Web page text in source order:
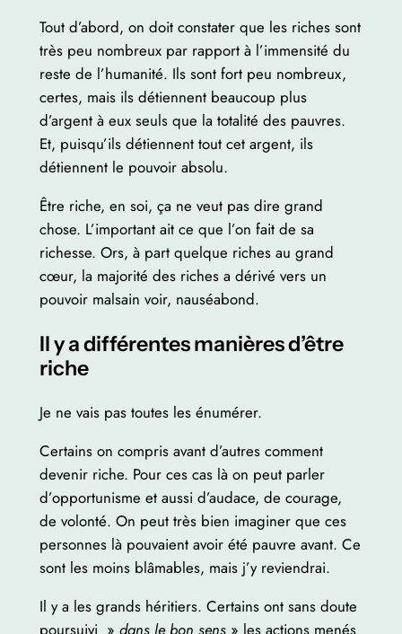
Tout d’abord, on doit constater que les riches sont
très peu nombreux par rapport à l’immensité du
reste de l’humanité. Ils sont fort peu nombreux,
certes, mais ils détiennent beaucoup plus
d’argent à eux seuls que la totalité des pauvres.
Et, puisqu’ils détiennent tout cet argent, ils
détiennent le pouvoir absolu.
Être riche, en soi, ça ne veut pas dire grand
chose. L’important ait ce que l’on fait de sa
richesse. Ors, à part quelque riches au grand
cœur, la majorité des riches a dérivé vers un
pouvoir malsain voir, nauséabond.
Il y a différentes manières d’être
riche
Je ne vais pas toutes les énumérer.
Certains on compris avant d’autres comment
devenir riche. Pour ces cas là on peut parler
d’opportunisme et aussi d’audace, de courage,
de volonté. On peut très bien imaginer que ces
personnes là pouvaient avoir été pauvre avant. Ce
sont les moins blâmables, mais j’y reviendrai.
Il y a les grands héritiers. Certains ont sans doute
poursuivi » dans le bon sens» les actions menés